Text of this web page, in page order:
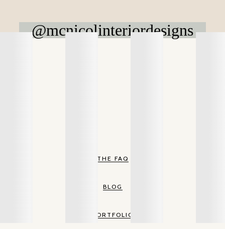
@mcnicolinteriordesigns
THE FAQ
BLOG
PORTFOLIO